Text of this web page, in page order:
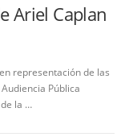
Ariel Caplan
representación de las
Pública
la …